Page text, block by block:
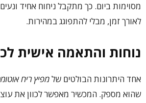
מסוימות ביום. כך מתקבל ניחוח אחיד
לאורך זמן, מבלי להתפוגג במהירות.
נוחות והתאמה אישית
אחד היתרונות הבולטים שלמפיץ ריח
שהוא מספק. המכשיר מאפשר לכוון את